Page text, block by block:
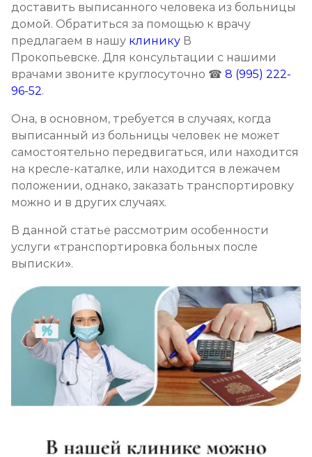
доставить выписанного человека из больницы
домой. Обратиться за помощью к врачу
предлагаем в нашу клинику В
Прокопьевске. Для консультации с нашими
врачами звоните круглосуточно ☎ 8 (995) 222-
96-52.
Она, в основном, требуется в случаях, когда
выписанный из больницы человек не может
самостоятельно передвигаться, или находится
на кресле-каталке, или находится в лежачем
положении, однако, заказать транспортировку
можно и в других случаях.
В данной статье рассмотрим особенности
услуги «транспортировка больных после
выписки».